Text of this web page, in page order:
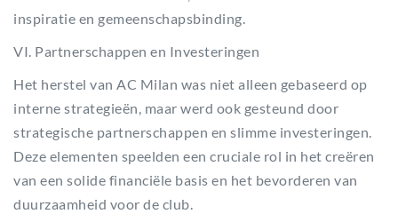
inspiratie en gemeenschapsbinding.
VI. Partnerschappen en Investeringen
Het herstel van AC Milan was niet alleen gebaseerd op
interne strategieën, maar werd ook gesteund door
strategische partnerschappen en slimme investeringen.
Deze elementen speelden een cruciale rol in het creëren
van een solide financiële basis en het bevorderen van
duurzaamheid voor de club.